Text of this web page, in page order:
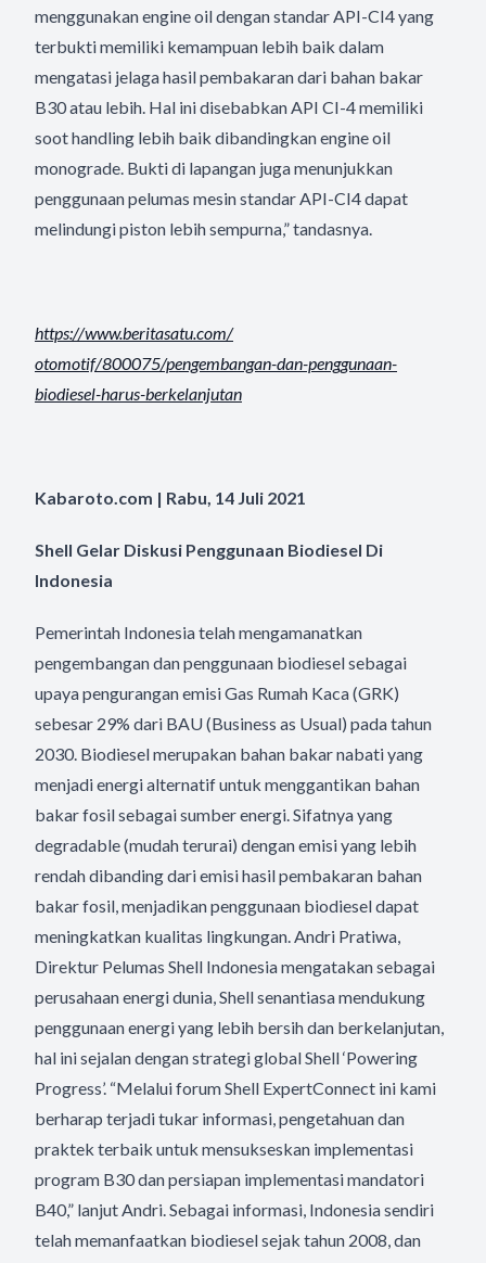
menggunakan engine oil dengan standar API-CI4 yang
terbukti memiliki kemampuan lebih baik dalam
mengatasi jelaga hasil pembakaran dari bahan bakar
B30 atau lebih. Hal ini disebabkan API CI-4 memiliki
soot handling lebih baik dibandingkan engine oil
monograde. Bukti di lapangan juga menunjukkan
penggunaan pelumas mesin standar API-CI4 dapat
melindungi piston lebih sempurna,” tandasnya.
https://www.beritasatu.com/
otomotif/800075/pengembangan-dan-penggunaan-
biodiesel-harus-berkelanjutan
Kabaroto.com | Rabu, 14 Juli 2021
Shell Gelar Diskusi Penggunaan Biodiesel Di
Indonesia
Pemerintah Indonesia telah mengamanatkan
pengembangan dan penggunaan biodiesel sebagai
upaya pengurangan emisi Gas Rumah Kaca (GRK)
sebesar 29% dari BAU (Business as Usual) pada tahun
2030. Biodiesel merupakan bahan bakar nabati yang
menjadi energi alternatif untuk menggantikan bahan
bakar fosil sebagai sumber energi. Sifatnya yang
degradable (mudah terurai) dengan emisi yang lebih
rendah dibanding dari emisi hasil pembakaran bahan
bakar fosil, menjadikan penggunaan biodiesel dapat
meningkatkan kualitas lingkungan. Andri Pratiwa,
Direktur Pelumas Shell Indonesia mengatakan sebagai
perusahaan energi dunia, Shell senantiasa mendukung
penggunaan energi yang lebih bersih dan berkelanjutan,
hal ini sejalan dengan strategi global Shell ‘Powering
Progress’. “Melalui forum Shell ExpertConnect ini kami
berharap terjadi tukar informasi, pengetahuan dan
praktek terbaik untuk mensukseskan implementasi
program B30 dan persiapan implementasi mandatori
B40,” lanjut Andri. Sebagai informasi, Indonesia sendiri
telah memanfaatkan biodiesel sejak tahun 2008, dan